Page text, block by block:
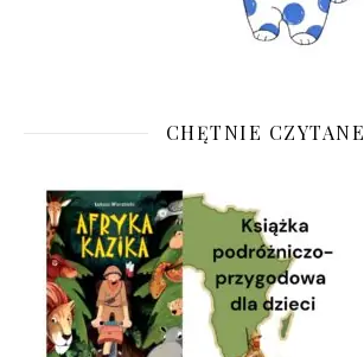
CHĘTNIE CZYTANE